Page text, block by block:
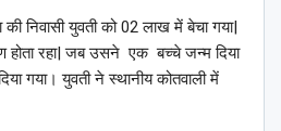
निवासी युवती को 02 लाख में बेचा गया|
होता रहा| जब उसने एक बच्चे जन्म दिया
गया। युवती ने स्थानीय कोतवाली में